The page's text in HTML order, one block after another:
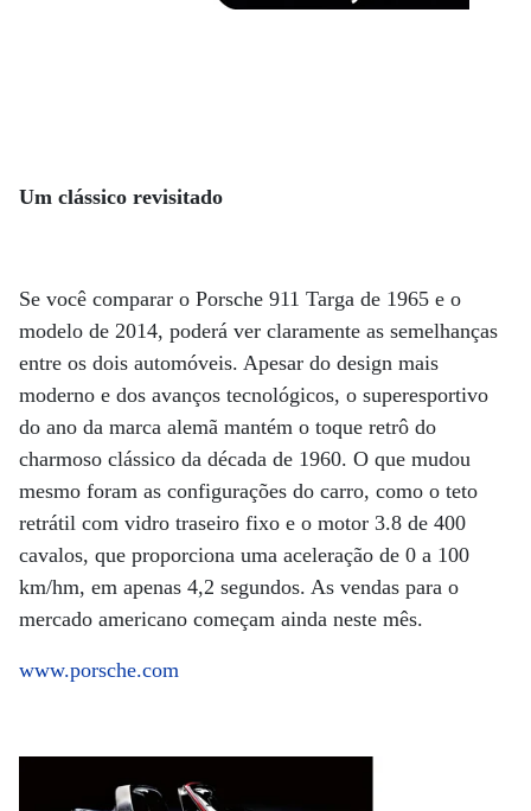
Um clássico revisitado
Se você comparar o Porsche 911 Targa de 1965 e o
modelo de 2014, poderá ver claramente as semelhanças
entre os dois automóveis. Apesar do design mais
moderno e dos avanços tecnológicos, o superesportivo
do ano da marca alemã mantém o toque retrô do
charmoso clássico da década de 1960. O que mudou
mesmo foram as configurações do carro, como o teto
retrátil com vidro traseiro fixo e o motor 3.8 de 400
cavalos, que proporciona uma aceleração de 0 a 100
km/hm, em apenas 4,2 segundos. As vendas para o
mercado americano começam ainda neste mês.
www.porsche.com